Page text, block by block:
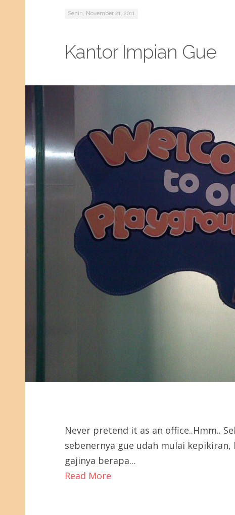
Senin, November 21, 2011
Kantor Impian Gue
Never pretend it as an office..Hmm..
sebenernya gue udah mulai kepikiran,
gajinya berapa...
Read More